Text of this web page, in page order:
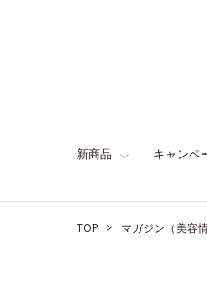
新商品 キャンペ
TOP マガジン（美容